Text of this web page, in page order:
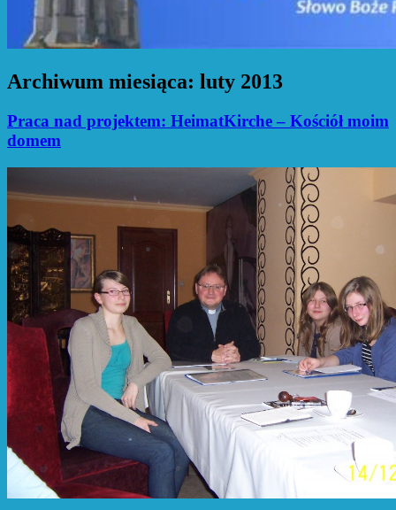
Archiwum miesiąca: luty 2013
Praca nad projektem: HeimatKirche – Kościół moim
domem